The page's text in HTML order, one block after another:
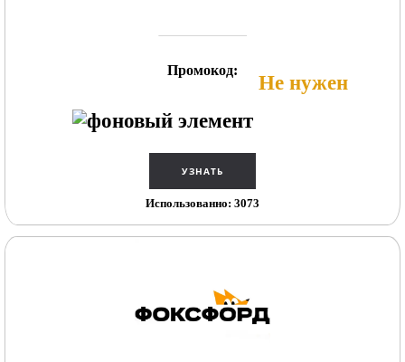
Промокод:
Не нужен
Использованно: 3073